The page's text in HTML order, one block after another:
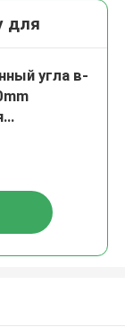
для
угла в-